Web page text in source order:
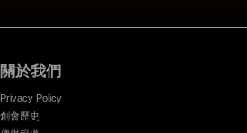
關於我們
Privacy Policy
創會歷史